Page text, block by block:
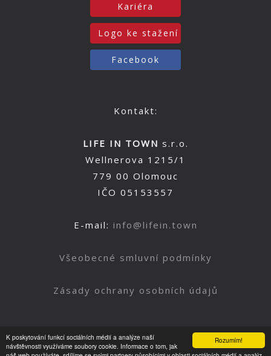
Rozumím!
K poskytování funkcí sociálních médií a analýze naší
návštěvnosti využíváme soubory cookie. Informace o tom, jak
Kariéra
Logo ke stažení
Facebook
Kontakt:
LIFE IN TOWN s.r.o.
Wellnerova 1215/1
779 00 Olomouc
IČO 05153557
E-mail: info@lifein.town
Všeobecné smluvní podmínky
Zásady ochrany osobních údajů
Nahoru